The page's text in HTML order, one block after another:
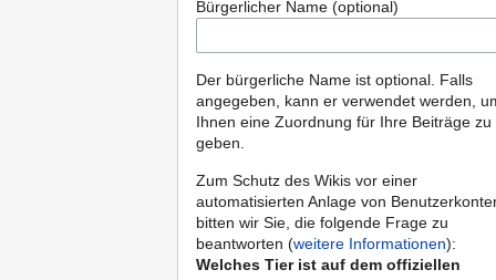
Bürgerlicher Name (optional)
Der bürgerliche Name ist optional. Falls
angegeben, kann er verwendet werden,
Ihnen eine Zuordnung für Ihre Beiträge zu
geben.
Zum Schutz des Wikis vor einer
automatisierten Anlage von
bitten wir Sie, die folgende Frage zu
beantworten (weitere Informationen):
Welches Tier ist auf dem offiziellen